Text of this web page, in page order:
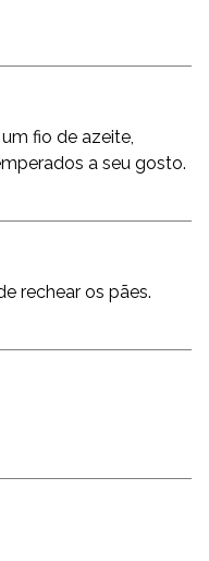
fio de azeite,
a seu gosto.
rechear os pães.